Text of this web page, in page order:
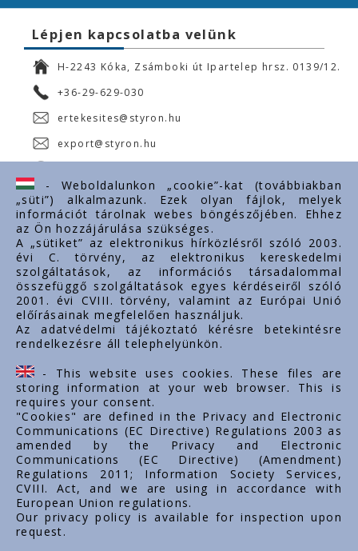
Lépjen kapcsolatba velünk
H-2243 Kóka, Zsámboki út Ipartelep hrsz. 0139/12.
+36-29-629-030
ertekesites@styron.hu
export@styron.hu
Fontos linkek
Rólunk
Dokumentumok
Kapcsolat
Karrier
Cég adatok
Tárhely adatok
Támogatások
- Weboldalunkon „cookie”-kat (továbbiakban
„süti”) alkalmazunk. Ezek olyan fájlok, melyek
információt tárolnak webes böngészőjében. Ehhez
az Ön hozzájárulása szükséges.
A „sütiket” az elektronikus hírközlésről szóló 2003.
évi C. törvény, az elektronikus kereskedelmi
szolgáltatások, az információs társadalommal
összefüggő szolgáltatások egyes kérdéseiről szóló
2001. évi CVIII. törvény, valamint az Európai Unió
előírásainak megfelelően használjuk.
Az adatvédelmi tájékoztató kérésre betekintésre
rendelkezésre áll telephelyünkön.
- This website uses cookies. These files are
storing information at your web browser. This is
requires your consent.
"Cookies" are defined in the Privacy and Electronic
Communications (EC Directive) Regulations 2003 as
amended by the Privacy and Electronic
Communications (EC Directive) (Amendment)
Regulations 2011; Information Society Services,
CVIII. Act, and we are using in accordance with
European Union regulations.
Our privacy policy is available for inspection upon
request.